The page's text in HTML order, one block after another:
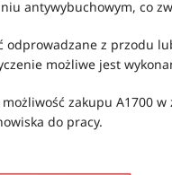
antywybuchowym, co
odprowadzane z przodu
możliwe jest
zakupu A1700
do pracy.